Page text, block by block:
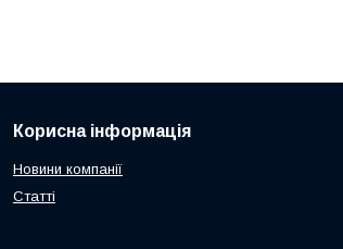
Корисна інформація
Новини компанії
Статті